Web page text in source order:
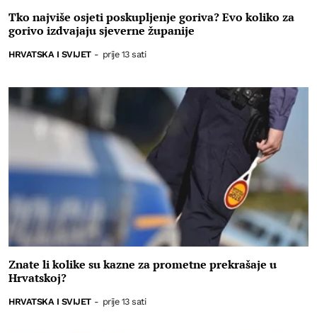
Tko najviše osjeti poskupljenje goriva? Evo koliko za
gorivo izdvajaju sjeverne županije
HRVATSKA I SVIJET - prije 13 sati
Znate li kolike su kazne za prometne prekrašaje u
Hrvatskoj?
HRVATSKA I SVIJET - prije 13 sati